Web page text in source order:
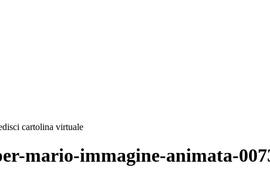
cartolina virtuale
mario-immagine-animata-